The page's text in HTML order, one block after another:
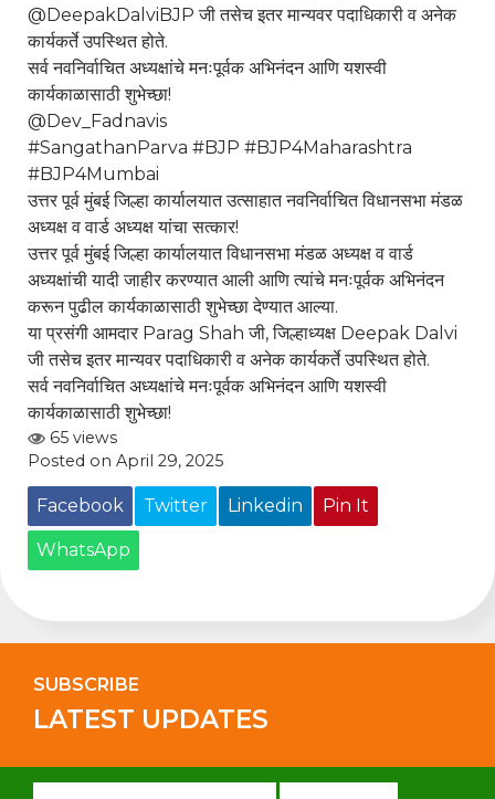
@DeepakDalviBJP जी तसेच इतर मान्यवर पदाधिकारी व अनेक
कार्यकर्ते उपस्थित होते.
सर्व नवनिर्वाचित अध्यक्षांचे मनःपूर्वक अभिनंदन आणि यशस्वी
कार्यकाळासाठी शुभेच्छा!
@Dev_Fadnavis
#SangathanParva #BJP #BJP4Maharashtra
#BJP4Mumbai
उत्तर पूर्व मुंबई जिल्हा कार्यालयात उत्साहात नवनिर्वाचित विधानसभा मंडळ
अध्यक्ष व वार्ड अध्यक्ष यांचा सत्कार!
उत्तर पूर्व मुंबई जिल्हा कार्यालयात विधानसभा मंडळ अध्यक्ष व वार्ड
अध्यक्षांची यादी जाहीर करण्यात आली आणि त्यांचे मनःपूर्वक अभिनंदन
करून पुढील कार्यकाळासाठी शुभेच्छा देण्यात आल्या.
या प्रसंगी आमदार Parag Shah जी, जिल्हाध्यक्ष Deepak Dalvi
जी तसेच इतर मान्यवर पदाधिकारी व अनेक कार्यकर्ते उपस्थित होते.
सर्व नवनिर्वाचित अध्यक्षांचे मनःपूर्वक अभिनंदन आणि यशस्वी
कार्यकाळासाठी शुभेच्छा!
65 views
Posted on April 29, 2025
Facebook Twitter Linkedin Pin It
WhatsApp
SUBSCRIBE
LATEST UPDATES